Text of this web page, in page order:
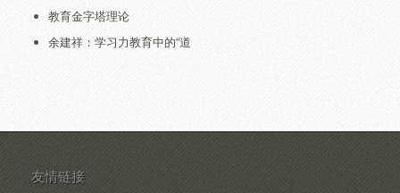
教育金字塔理论
余建祥：学习力教育中的“道
友情链接